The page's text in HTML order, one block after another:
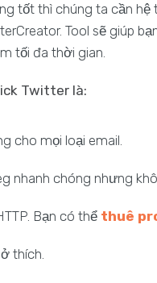
tốt thì chúng ta cần
Tool sẽ giúp
tối đa thời gian.
Twitter là:
cho mọi loại email.
nhanh chóng nhưng
Bạn có thể thuê
thích.